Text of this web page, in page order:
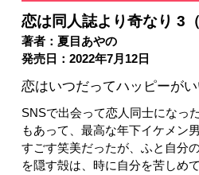
恋は同人誌より奇なり 3（
著者：夏目あやの
発売日：2022年7月12日
恋はいつだってハッピーがい
SNSで出会って恋人同士になっ
もあって、最高な年下イケメン
すごす笑美だったが、ふと自分
を隠す殻は、時に自分を苦しめ